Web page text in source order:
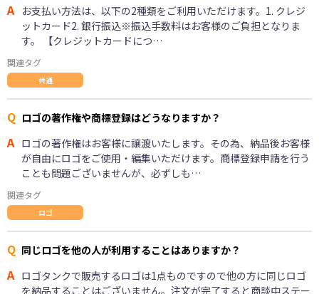
A お支払い方法は、以下の2種類をご利用いただけます。1. クレジ
ットカード2. 銀行振込※振込手数料はお客様のご負担となりま
す。 【クレジットカードにつ…
関連タグ
共通
Q ロゴの著作権や商標登録はどうなりますか？
A ロゴの著作権はお客様に譲渡いたします。その為、納品後お客様
が自由にロゴをご使用・編集いただけます。商標登録申請を行う
ことも問題ございませんが、必ずしも…
関連タグ
ロゴ
Q 同じロゴを他の人が利用することはありますか？
A ロゴタンクで販売するロゴは1点ものですので他の方に同じロゴ
を納品することはございません。注文が完了すると商談中ステー